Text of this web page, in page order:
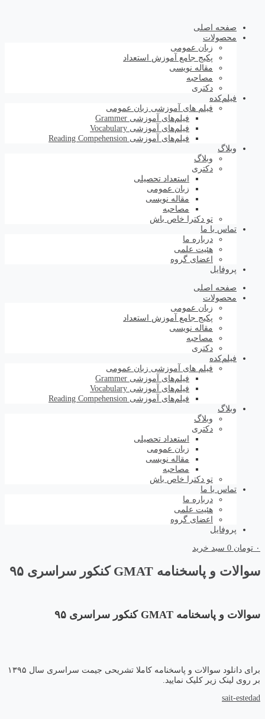
صفحه اصلی
محصولات
زبان عمومی
پکیج جامع آموزش استعداد
مقاله نویسی
مصاحبه
دکتری
فیلم‌کده
فیلم های آموزشی زبان عمومی
فیلم‌های آموزشی Grammer
فیلم‌های آموزشی Vocabulary
فیلم‌های آموزشی Reading Compehension
وبلاگ
وبلاگ
دکتری
استعداد تحصیلی
زبان عمومی
مقاله نویسی
مصاحبه
تو دکترا خاص باش
تماس با ما
درباره ما
هئیت علمی
اعضای گروه
پروفایل
صفحه اصلی
محصولات
زبان عمومی
پکیج جامع آموزش استعداد
مقاله نویسی
مصاحبه
دکتری
فیلم‌کده
فیلم های آموزشی زبان عمومی
فیلم‌های آموزشی Grammer
فیلم‌های آموزشی Vocabulary
فیلم‌های آموزشی Reading Compehension
وبلاگ
وبلاگ
دکتری
استعداد تحصیلی
زبان عمومی
مقاله نویسی
مصاحبه
تو دکترا خاص باش
تماس با ما
درباره ما
هئیت علمی
اعضای گروه
پروفایل
۰ تومان 0 سبد خرید
سوالات و پاسخنامه GMAT کنکور سراسری ۹۵
سوالات و پاسخنامه GMAT کنکور سراسری ۹۵
برای دانلود سوالات و پاسخنامه کاملا تشریحی جیمت سراسری سال ۱۳۹۵
بر روی لینک زیر کلیک نمایید.
sait-estedad